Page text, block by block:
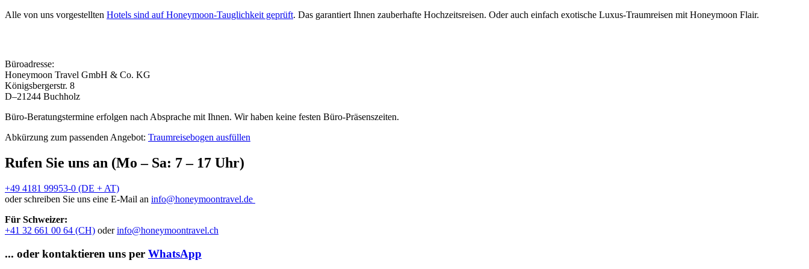
Alle von uns vorgestellten Hotels sind auf Honeymoon-Tauglichkeit geprüft. Das garantiert Ihnen zauberhafte Hochzeitsreisen. Oder auch einfach exotische Luxus-Traumreisen mit Honeymoon Flair.
Büroadresse:
Honeymoon Travel GmbH & Co. KG
Königsbergerstr. 8
D–21244 Buchholz
Büro-Beratungstermine erfolgen nach Absprache mit Ihnen. Wir haben keine festen Büro-Präsenszeiten.
Abkürzung zum passenden Angebot: Traumreisebogen ausfüllen
Rufen Sie uns an (Mo – Sa: 7 – 17 Uhr)
+49 4181 99953-0 (DE + AT)
oder schreiben Sie uns eine E-Mail an info@honeymoontravel.de
Für Schweizer:
+41 32 661 00 64 (CH) oderinfo@honeymoontravel.ch
... oder kontaktieren uns per WhatsApp